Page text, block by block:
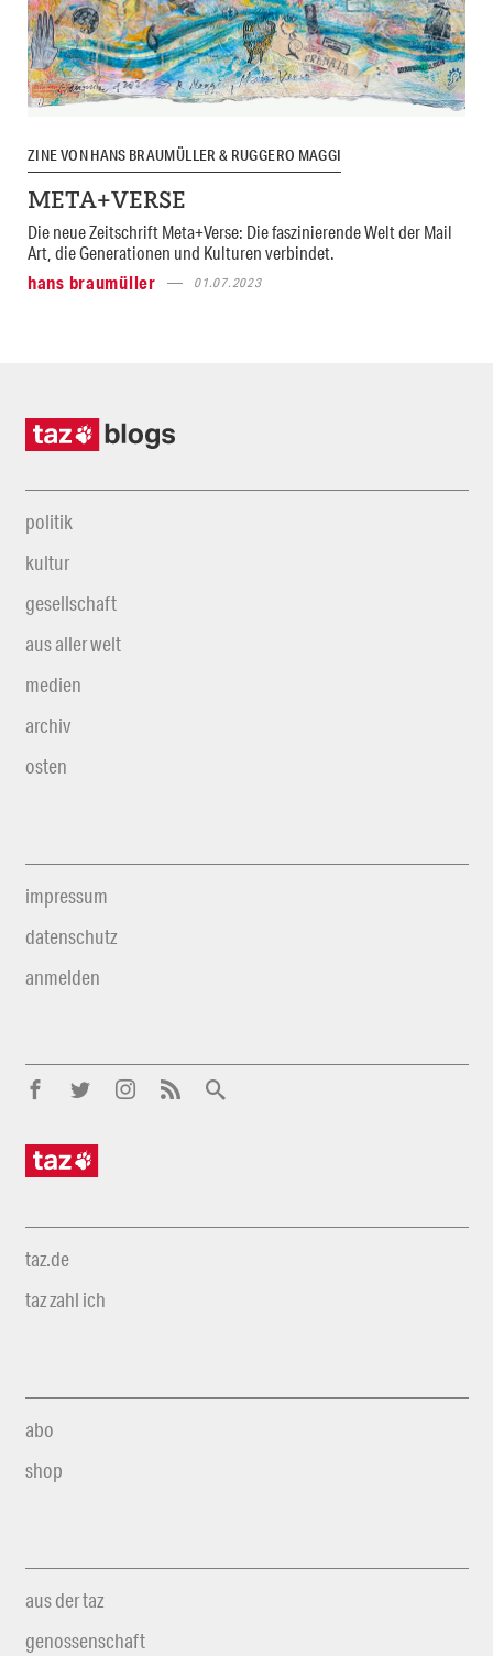
ZINE VON HANS BRAUMÜLLER & RUGGERO MAGGI
META+VERSE
Die neue Zeitschrift Meta+Verse: Die faszinierende Welt der Mail
Art, die Generationen und Kulturen verbindet.
hans braumüller
01.07.2023
politik
kultur
gesellschaft
aus aller welt
medien
archiv
osten
impressum
datenschutz
anmelden
taz.de
taz zahl ich
abo
shop
aus der taz
genossenschaft